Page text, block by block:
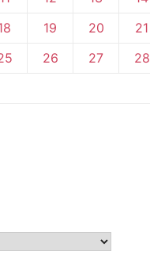
19 20 21
26 27 28